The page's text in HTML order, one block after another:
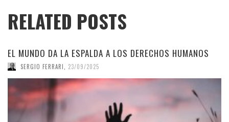
RELATED POSTS
EL MUNDO DA LA ESPALDA A LOS DERECHOS HUMANOS
SERGIO FERRARI 23/09/2025